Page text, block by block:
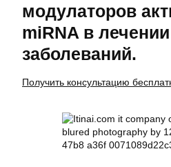
модулаторов
miRNA в лечении
заболеваний.
Получить консультацию